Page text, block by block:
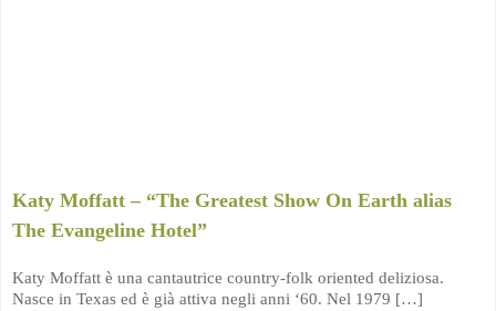
Katy Moffatt – “The Greatest Show On Earth alias
The Evangeline Hotel”
Katy Moffatt è una cantautrice country-folk oriented deliziosa.
Nasce in Texas ed è già attiva negli anni ‘60. Nel 1979 […]